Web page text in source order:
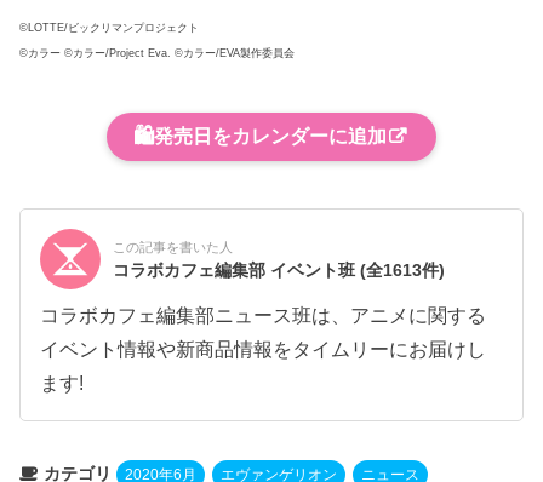
©LOTTE/ビックリマンプロジェクト
©カラー ©カラー/Project Eva. ©カラー/EVA製作委員会
🛍️発売日をカレンダーに追加
この記事を書いた人
コラボカフェ編集部 イベント班(全1613件)
コラボカフェ編集部ニュース班は、アニメに関する
イベント情報や新商品情報をタイムリーにお届けし
ます!
カテゴリ 2020年6月 エヴァンゲリオン ニュース